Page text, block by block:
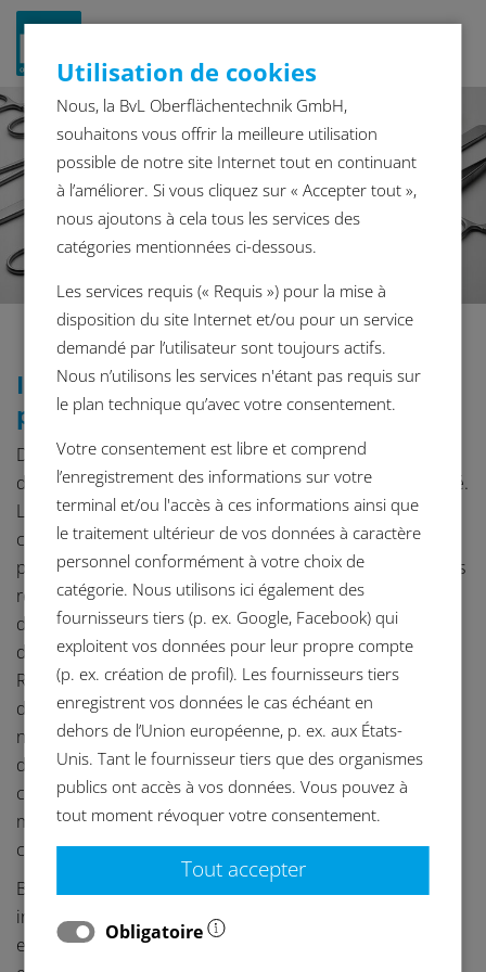
Installations de nettoyage industriel
pour la technologie médicale
Dans le domaine de la technologie médicale, le nettoyage
des composants est un processus critique pour la sécurité.
Les résidus issus de la fabrication et de l’usinage peuvent
compromettre la fonctionnalité des dispositifs médicaux,
perturber les opérations en aval ou engendrer des risques
réglementaires. Parallèlement, les exigences en matière
de stabilité des processus, de validabilité et de
documentation ne cessent de croître sous l’effet du
Règlement relatif aux dispositifs médicaux (MDR), des
directives de la Food and Drug Administration (FDA), de la
norme ISO 13485 et des spécifications de propreté
définies par les clients. Le nettoyage industriel des
composants n’est donc plus une simple étape de support,
mais un élément intégral de la fabrication maîtrisée et
conforme des dispositifs médicaux.
BvL Oberflächentechnik GmbH développe des
installations de nettoyage conçues pour répondre à ces
exigences et s’intégrer de manière fiable dans des
Utilisation de cookies
Nous, la BvL Oberflächentechnik GmbH,
souhaitons vous offrir la meilleure utilisation
possible de notre site Internet tout en continuant
à l’améliorer. Si vous cliquez sur « Accepter tout »,
nous ajoutons à cela tous les services des
catégories mentionnées ci-dessous.
Les services requis (« Requis ») pour la mise à
disposition du site Internet et/ou pour un service
demandé par l’utilisateur sont toujours actifs.
Nous n’utilisons les services n'étant pas requis sur
le plan technique qu’avec votre consentement.
Votre consentement est libre et comprend
l’enregistrement des informations sur votre
terminal et/ou l'accès à ces informations ainsi que
le traitement ultérieur de vos données à caractère
personnel conformément à votre choix de
catégorie. Nous utilisons ici également des
fournisseurs tiers (p. ex. Google, Facebook) qui
exploitent vos données pour leur propre compte
(p. ex. création de profil). Les fournisseurs tiers
enregistrent vos données le cas échéant en
dehors de l’Union européenne, p. ex. aux États-
Unis. Tant le fournisseur tiers que des organismes
publics ont accès à vos données. Vous pouvez à
tout moment révoquer votre consentement.
Tout accepter
Obligatoire